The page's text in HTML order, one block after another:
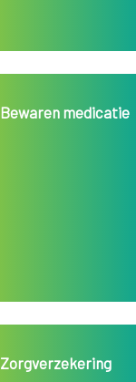
Bewaren medicatie
Zorgverzekering